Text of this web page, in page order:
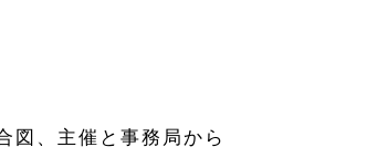
図、主催と事務局から